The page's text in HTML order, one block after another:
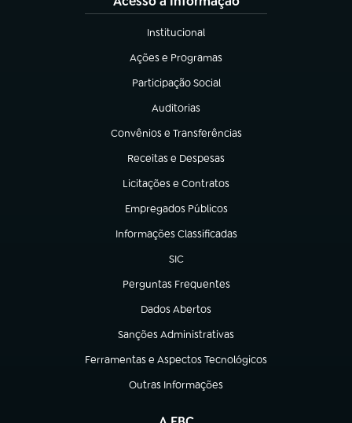
Institucional
(abre em nova aba)
Ações e Programas
(abre em nova aba)
Participação Social
(abre em nova aba)
Auditorias
(abre em nova aba)
Convênios e Transferências
(abre em nova aba)
Receitas e Despesas
(abre em nova aba)
Licitações e Contratos
(abre em nova aba)
Empregados Públicos
(abre em nova aba)
Informações Classificadas
(abre em nova aba)
SIC
(abre em nova aba)
Perguntas Frequentes
(abre em nova aba)
Dados Abertos
(abre em nova aba)
Sanções Administrativas
(abre em nova aba)
Ferramentas e Aspectos Tecnológicos
(abre em nova aba)
Outras Informações
(abre em nova aba)